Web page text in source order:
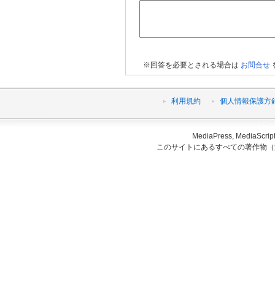
※回答を必要とされる場合は お問合せ
利用規約 個人情報保護方
MediaPress,
このサイトにあるすべての著作物